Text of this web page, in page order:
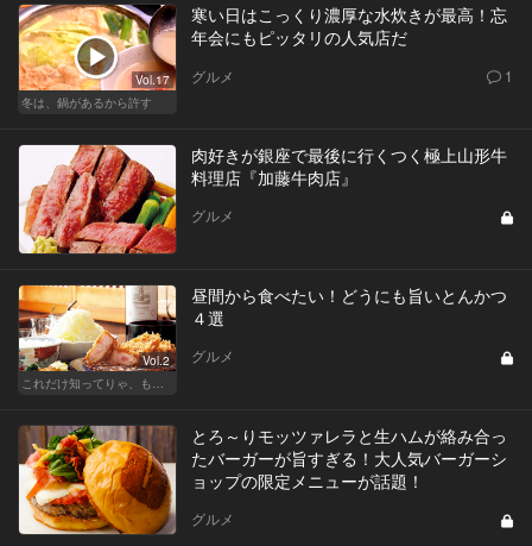
Vol.17
冬は、鍋があるから許す
寒い日はこっくり濃厚な水炊きが最高！忘
年会にもピッタリの人気店だ
グルメ 1
肉好きが銀座で最後に行くつく極上山形牛
料理店『加藤牛肉店』
グルメ
Vol.2
昼間から食べたい！どうにも旨いとんかつ
４選
グルメ
とろ～りモッツァレラと生ハムが絡み合っ
たバーガーが旨すぎる！大人気バーガーシ
ョップの限定メニューが話題！
グルメ